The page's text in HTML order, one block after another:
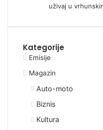
uživaj u
Kategorije
Emisije
Magazin
Auto-moto
Biznis
Kultura